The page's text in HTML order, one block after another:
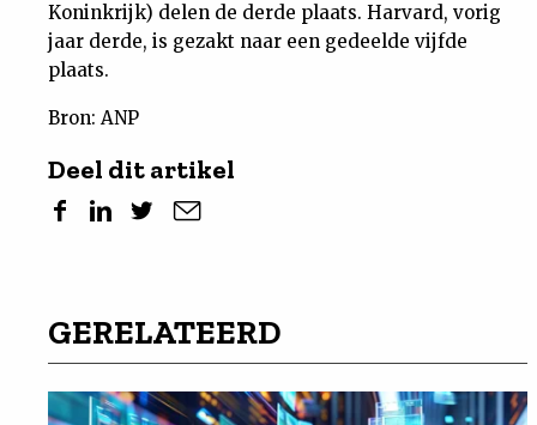
Koninkrijk) delen de derde plaats. Harvard, vorig
jaar derde, is gezakt naar een gedeelde vijfde
plaats.
Bron: ANP
Deel dit artikel
GERELATEERD